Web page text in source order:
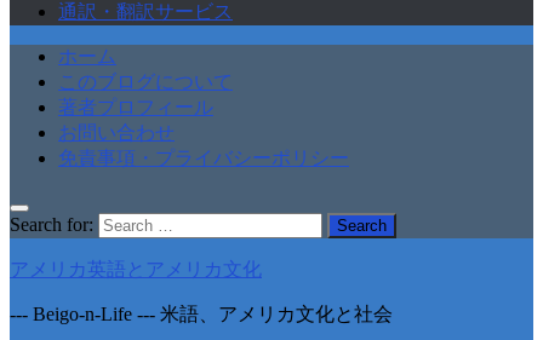
通訳・翻訳サービス
ホーム
このブログについて
著者プロフィール
お問い合わせ
免責事項・プライバシーポリシー
Search for:
アメリカ英語とアメリカ文化
--- Beigo-n-Life --- 米語、アメリカ文化と社会